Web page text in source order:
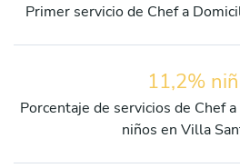
Primer servicio de Chef a
11,2%
Porcentaje de servicios de Chef
niños en Villa